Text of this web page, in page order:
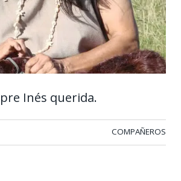
Inés querida.
COMPAÑEROS